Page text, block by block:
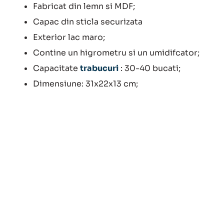
Fabricat din lemn si MDF;
Capac din sticla securizata
Exterior lac maro;
Contine un higrometru si un umidifcator;
Capacitate trabucuri : 30-40 bucati;
Dimensiune: 31x22x13 cm;